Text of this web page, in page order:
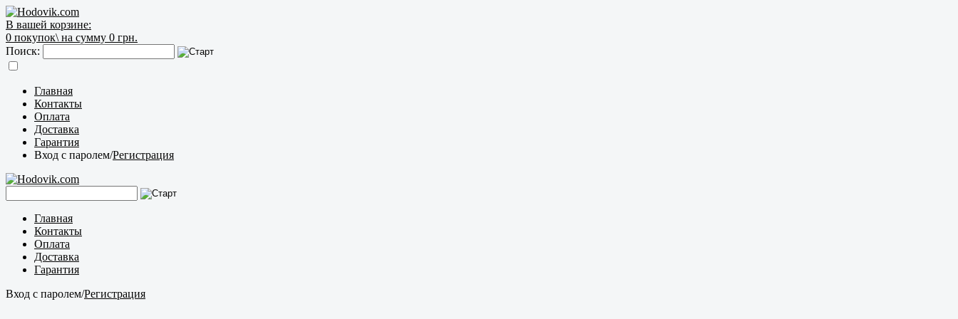
В вашей корзине:
0 покупок\ на сумму 0 грн.
Поиск:
Главная
Контакты
Оплата
Доставка
Гарантия
Вход с паролем/Регистрация
Главная
Контакты
Оплата
Доставка
Гарантия
Вход с паролем/Регистрация